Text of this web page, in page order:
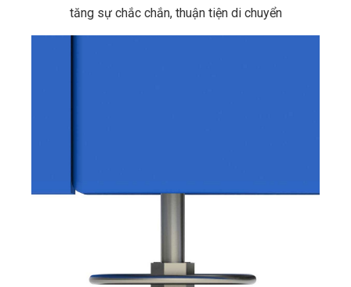
tăng sự chắc chắn, thuận tiện di chuyển